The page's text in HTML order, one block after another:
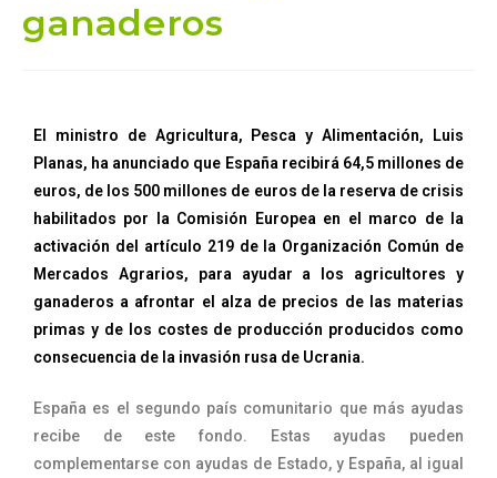
ganaderos
El ministro de Agricultura, Pesca y Alimentación, Luis
Planas, ha anunciado que España recibirá 64,5 millones de
euros, de los 500 millones de euros de la reserva de crisis
habilitados por la Comisión Europea en el marco de la
activación del artículo 219 de la Organización Común de
Mercados Agrarios, para ayudar a los agricultores y
ganaderos a afrontar el alza de precios de las materias
primas y de los costes de producción producidos como
consecuencia de la invasión rusa de Ucrania.
España es el segundo país comunitario que más ayudas
recibe de este fondo. Estas ayudas pueden
complementarse con ayudas de Estado, y España, al igual